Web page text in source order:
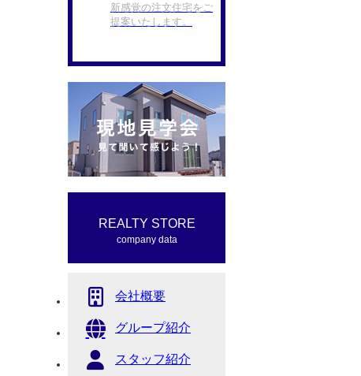
新感覚の注文住宅をご
提案いたします。
REALTY STORE
company data
会社概要
グループ紹介
スタッフ紹介